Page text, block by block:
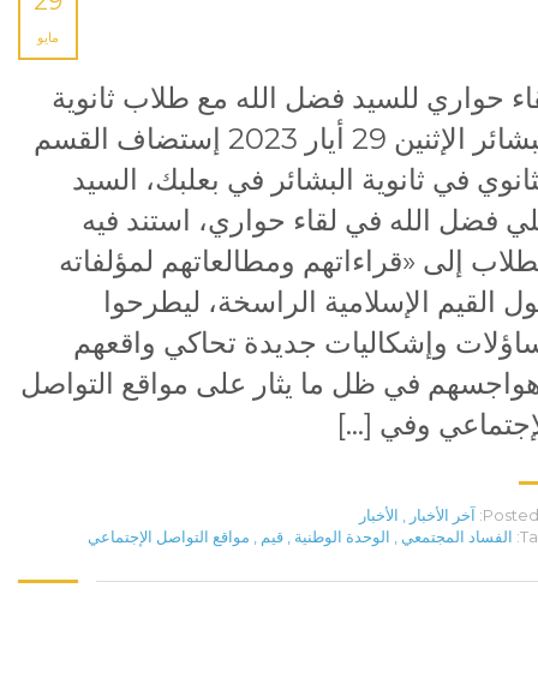
مايو
حواري للسيد فضل الله مع طلاب ثانوية
البشائر الإثنين 29 أيار 2023 إستضاف القسم
في ثانوية البشائر في بعلبك، السيد
فضل الله في لقاء حواري، استند فيه
إلى «قراءاتهم ومطالعاتهم لمؤلفاته
القيم الإسلامية الراسخة، ليطرحوا
وإشكاليات جديدة تحاكي واقعهم
في ظل ما يثار على مواقع التواصل
وفي […]
Posted آخر الأخبار , الأخبار
الفساد المجتمعي , الوحدة الوطنية , قيم , مواقع التواصل الإجتماعي